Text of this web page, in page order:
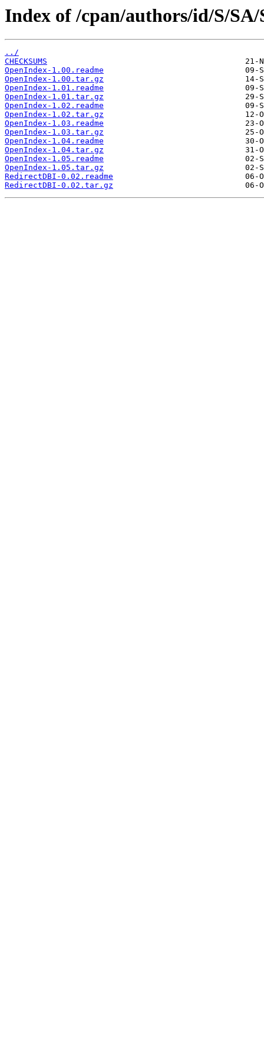
Index of /cpan/authors/id/S/
../
CHECKSUMS
OpenIndex-1.00.readme
OpenIndex-1.00.tar.gz
OpenIndex-1.01.readme
OpenIndex-1.01.tar.gz
OpenIndex-1.02.readme
OpenIndex-1.02.tar.gz
OpenIndex-1.03.readme
OpenIndex-1.03.tar.gz
OpenIndex-1.04.readme
OpenIndex-1.04.tar.gz
OpenIndex-1.05.readme
OpenIndex-1.05.tar.gz
RedirectDBI-0.02.readme
RedirectDBI-0.02.tar.gz